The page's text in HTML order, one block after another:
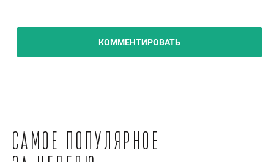
КОММЕНТИРОВАТЬ
Самое популярное